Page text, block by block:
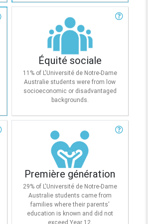
Équité sociale
11% of L'Université de Notre-Dame
Australie students were from low
socioeconomic or disadvantaged
backgrounds.
Équité sociale
This rating shows what proportion
each university come from low
socioeconomic or disadvantaged
backgrounds.
Première génération
29% of L'Université de Notre-Dame
Australie students came from
families where their parents’
education is known and did not
exceed Year 12.
Première génération
La proportion d'étudiants
domestiques qui commencent un
baccalauréat dont les études des
parents sont connues et n'ont pas
dépassé la 12e année.